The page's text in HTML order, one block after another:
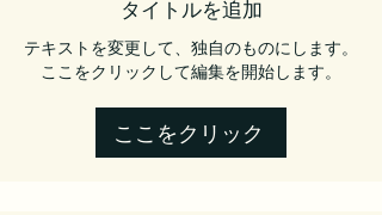
タイトルを追加
テキストを変更して、独自のものにします。
ここをクリックして編集を開始します。
ここをクリック